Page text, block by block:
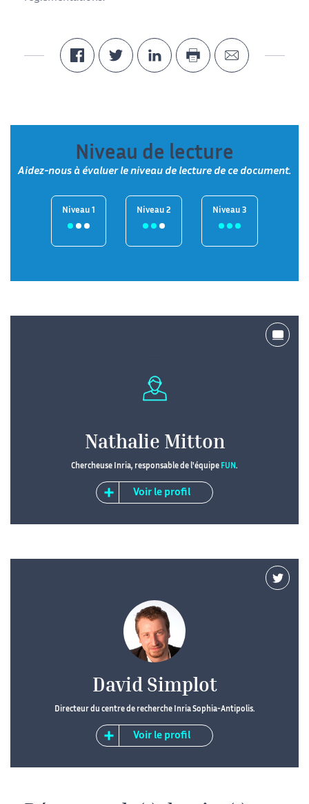
Niveau de lecture
Aidez-nous à évaluer le niveau de lecture de ce document.
Niveau 1 Niveau 2 Niveau 3
Nathalie Mitton
Chercheuse Inria, responsable de l'équipe FUN .
Voir le profil
David Simplot
Directeur du centre de recherche Inria Sophia-Antipolis.
Voir le profil